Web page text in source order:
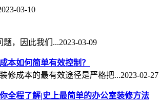
03-10
题，因此我们...2023-03-09
本如何简单有效控制？
修成本的最有效途径是严格把...2023-02-27
全程了解|史上最简单的办公室装修方法